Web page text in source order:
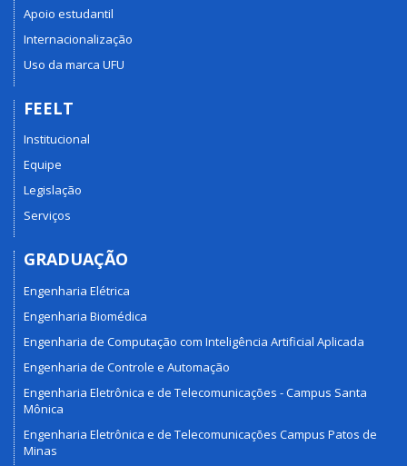
Apoio estudantil
Internacionalização
Uso da marca UFU
FEELT
Institucional
Equipe
Legislação
Serviços
GRADUAÇÃO
Engenharia Elétrica
Engenharia Biomédica
Engenharia de Computação com Inteligência Artificial Aplicada
Engenharia de Controle e Automação
Engenharia Eletrônica e de Telecomunicações - Campus Santa
Mônica
Engenharia Eletrônica e de Telecomunicações Campus Patos de
Minas